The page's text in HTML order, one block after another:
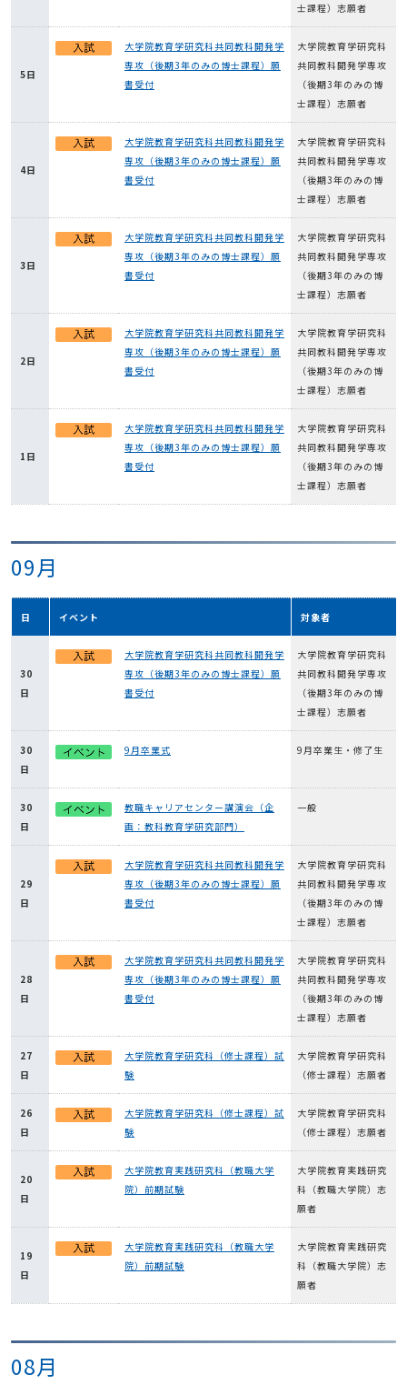
士課程）志願者
5日
大学院教育学研究科共同教科開発学
専攻（後期3年のみの博士課程）願
書受付
大学院教育学研究科
共同教科開発学専攻
（後期3年のみの博
士課程）志願者
4日
大学院教育学研究科共同教科開発学
専攻（後期3年のみの博士課程）願
書受付
大学院教育学研究科
共同教科開発学専攻
（後期3年のみの博
士課程）志願者
3日
大学院教育学研究科共同教科開発学
専攻（後期3年のみの博士課程）願
書受付
大学院教育学研究科
共同教科開発学専攻
（後期3年のみの博
士課程）志願者
2日
大学院教育学研究科共同教科開発学
専攻（後期3年のみの博士課程）願
書受付
大学院教育学研究科
共同教科開発学専攻
（後期3年のみの博
士課程）志願者
1日
大学院教育学研究科共同教科開発学
専攻（後期3年のみの博士課程）願
書受付
大学院教育学研究科
共同教科開発学専攻
（後期3年のみの博
士課程）志願者
09月
日 イベント 対象者
30
日
大学院教育学研究科共同教科開発学
専攻（後期3年のみの博士課程）願
書受付
大学院教育学研究科
共同教科開発学専攻
（後期3年のみの博
士課程）志願者
30
日
9月卒業式 9月卒業生・修了生
30
日
教職キャリアセンター講演会（企
画：教科教育学研究部門）
一般
29
日
大学院教育学研究科共同教科開発学
専攻（後期3年のみの博士課程）願
書受付
大学院教育学研究科
共同教科開発学専攻
（後期3年のみの博
士課程）志願者
28
日
大学院教育学研究科共同教科開発学
専攻（後期3年のみの博士課程）願
書受付
大学院教育学研究科
共同教科開発学専攻
（後期3年のみの博
士課程）志願者
27
日
大学院教育学研究科（修士課程）試
験
大学院教育学研究科
（修士課程）志願者
26
日
大学院教育学研究科（修士課程）試
験
大学院教育学研究科
（修士課程）志願者
20
日
大学院教育実践研究科（教職大学
院）前期試験
大学院教育実践研究
科（教職大学院）志
願者
19
日
大学院教育実践研究科（教職大学
院）前期試験
大学院教育実践研究
科（教職大学院）志
願者
08月